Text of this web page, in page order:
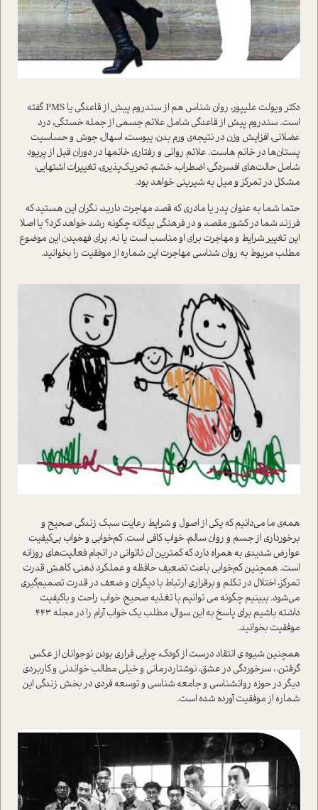
دکتر ویولت علیپور، روان شناس هم از سندروم پیش از قاعدگی یا PMS گفته
است. سندروم پیش از قاعدگی شامل علائم جسمی از جمله خستگی، درد
عضلانی، افزایش وزن در نتیجه‌ی ورم بدن، یبوست، اسهال، جوش و حساسیت
پستان‌ها در خانم هاست. علائم روانی و رفتاری خانمها در دوران قبل از پریود
شامل حالت‌های افسردگی، اضطراب، خشم، تحریک‌پذیری، تغییرات اشتهایی،
مشکل در تمرکز و میل به شیرینی خواهد بود.
حتما شما به عنوان پدر یا مادری که قصد مهاجرت دارید، نگران این هستید که
فرزند شما در کشور مقصد و در فرهنگی بیگانه چگونه رشد خواهد کرد؟ یا اصلا
این تغییر شرایط و مهاجرت برای او مناسب است یا نه. برای فهمیدن این موضوع
مطلب مربوط به روان شناسی مهاجرت این شماره از موفقیت را بخوانید.
همه‌ی ما می‌دانیم که یکی از اصول و شرایط رعایت سبک زندگی صحیح و
برخورداری از جسم و روان سالم، خواب کافی است. کم‌خوابی و خواب بی‌کیفیت
عوارض شدیدی به همراه دارد که کمترین آن ناتوانی در انجام فعالیت‌های روزانه
است. همچنین کم‌خوابی باعث تضعیف حافظه و عملکرد ذهنی، کاهش قدرت
تمرکز، اختلال در تکلم و برقراری ارتباط با دیگران و ضعف در قدرت تصمیم‌گیری
می‌شود. ببینیم چگونه می توانیم با تغذیه صحیح، خواب راحت و با‌کیفیت
داشته باشیم برای پاسخ به این سوال، مطلب یک خواب آرام را در مجله 443
موفقیت بخوانید.
همچنین شیوه ی انتقاد درست از کودک، چرایی فراری بودن نوجوانان از عکس
گرفتن، ، سرخوردگی در عشق، نوشتاردرمانی و خیلی مطالب خواندنی و کاربردی
دیگر در حوزه روانشناسی و جامعه شناسی و توسعه فردی در بخش زندگی این
شماره از موفقیت آورده شده است.